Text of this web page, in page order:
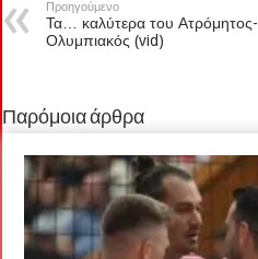
Προηγούμενο
Τα… καλύτερα του Ατρόμητος-
Ολυμπιακός (vid)
Παρόμοια άρθρα